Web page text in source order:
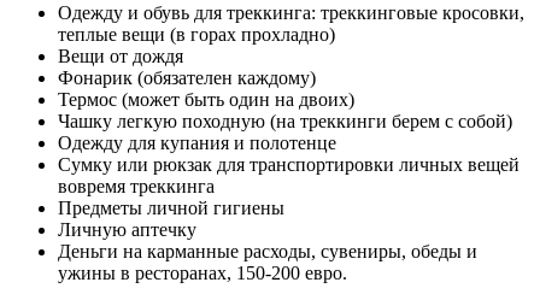
Одежду и обувь для треккинга: треккинговые кросовки,
теплые вещи (в горах прохладно)
Вещи от дождя
Фонарик (обязателен каждому)
Термос (может быть один на двоих)
Чашку легкую походную (на треккинги берем с собой)
Одежду для купания и полотенце
Сумку или рюкзак для транспортировки личных вещей
вовремя треккинга
Предметы личной гигиены
Личную аптечку
Деньги на карманные расходы, сувениры, обеды и
ужины в ресторанах, 150-200 евро.